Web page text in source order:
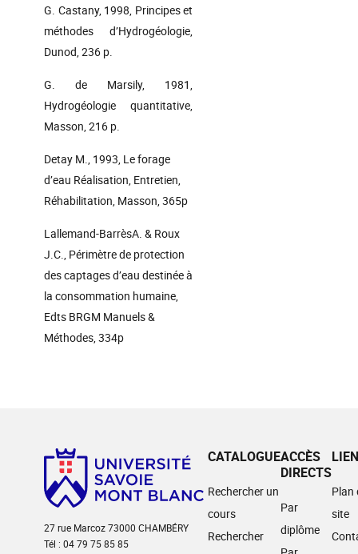
G. Castany, 1998, Principes et
méthodes d’Hydrogéologie,
Dunod, 236 p.
G. de Marsily, 1981,
Hydrogéologie quantitative,
Masson, 216 p.
Detay M., 1993, Le forage
d’eau Réalisation, Entretien,
Réhabilitation, Masson, 365p
Lallemand-BarrèsA. & Roux
J.C., Périmètre de protection
des captages d’eau destinée à
la consommation humaine,
Edts BRGM Manuels &
Méthodes, 334p
27 rue Marcoz 73000 CHAMBÉRY
Tél : 04 79 75 85 85
CATALOGUE
Rechercher un
cours
Rechercher
ACCÈS
DIRECTS
Par
diplôme
Plan
site